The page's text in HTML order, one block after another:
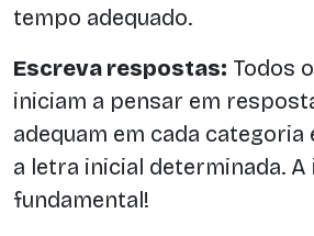
tempo adequado.
Escreva respostas: Todos
iniciam a pensar em
adequam em cada categoria
a letra inicial determinada. A
fundamental!